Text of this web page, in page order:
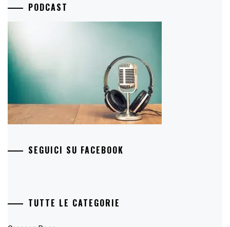
PODCAST
SEGUICI SU FACEBOOK
TUTTE LE CATEGORIE